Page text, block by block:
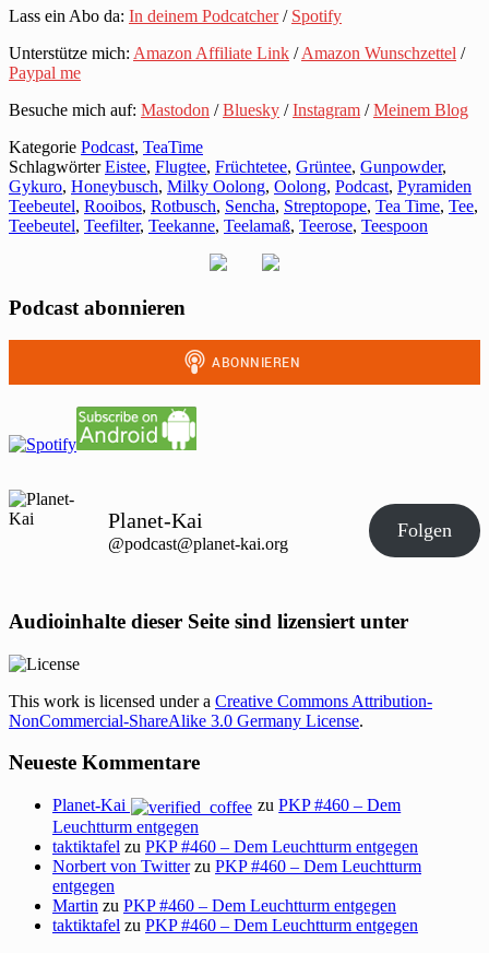
Lass ein Abo da: In deinem Podcatcher/ Spotify
Unterstütze mich: Amazon Affiliate Link /Amazon Wunschzettel /
Paypal me
Besuche mich auf: Mastodon /Bluesky /Instagram /Meinem Blog
Kategorie Podcast, TeaTime
SchlagwörterEistee, Flugtee, Früchtetee, Grüntee, Gunpowder,
Gykuro, Honeybusch, Milky Oolong, Oolong, Podcast, Pyramiden
Teebeutel, Rooibos, Rotbusch, Sencha, Streptopope, Tea Time, Tee,
Teebeutel, Teefilter, Teekanne, Teelamaß, Teerose, Teespoon
Podcast abonnieren
Planet-Kai
@podcast@planet-kai.org
Folgen
Audioinhalte dieser Seite sind lizensiert unter
This work is licensed under a Creative Commons Attribution-
NonCommercial-ShareAlike 3.0 Germany License.
Neueste Kommentare
Planet-Kai zuPKP #460 – Dem
Leuchtturm entgegen
taktiktafel zu PKP #460 – Dem Leuchtturm entgegen
Norbert von Twitterzu PKP #460 – Dem Leuchtturm
entgegen
Martin zu PKP #460 – Dem Leuchtturm entgegen
taktiktafel zu PKP #460 – Dem Leuchtturm entgegen